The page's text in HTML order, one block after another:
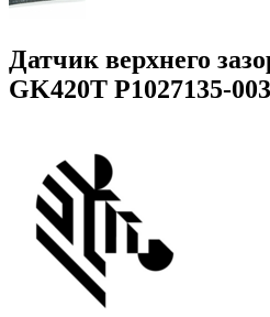
Датчик верхнего
GK420T P1027135-003